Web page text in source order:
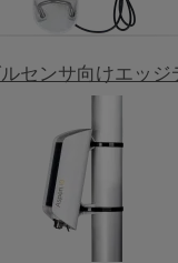
センサ向けエッジ